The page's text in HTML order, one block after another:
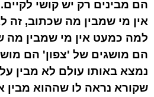
הם מבינים רק יש קושי
אין מי שמבין מה שכתוב, זה
למה כמעט אין מי שמבין מה
הם מושגים של 'צפון' הם
נמצא באותו עולם לא מבין
שקורא נראה לו שההוא מבין